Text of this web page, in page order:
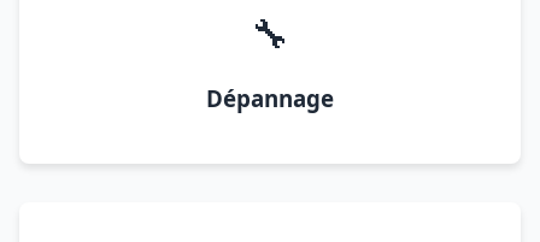
🔧
Dépannage